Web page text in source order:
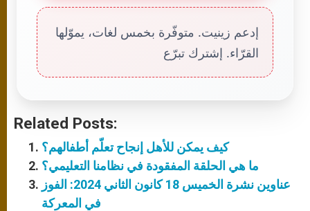
إدعم زينيت. متوفّرة بخمس لغات، يموّلها
القرّاء. إشترك تبرّع
Related Posts:
كيف يمكن للأهل إنجاح تعلّم أطفالهم؟
ما هي الحلقة المفقودة في نظامنا التعليمي؟
عناوين نشرة الخميس 18 كانون الثاني 2024: الفوز
في المعركة